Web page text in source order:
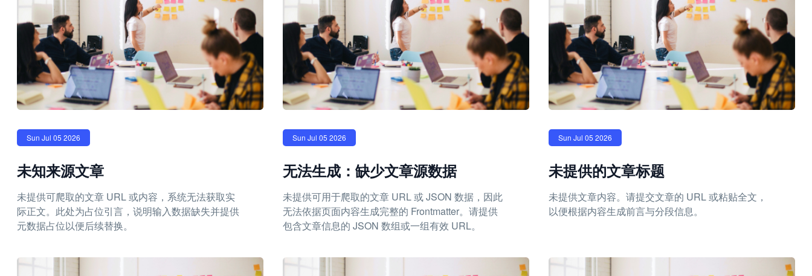
Sun Jul 05 2026
未知来源文章
未提供可爬取的文章 URL 或内容，系统无法获取实
际正文。此处为占位引言，说明输入数据缺失并提供
元数据占位以便后续替换。
Sun Jul 05 2026
无法生成：缺少文章源数据
未提供可用于爬取的文章 URL 或 JSON 数据，因此
无法依据页面内容生成完整的 Frontmatter。请提供
包含文章信息的 JSON 数组或一组有效 URL。
Sun Jul 05 2026
未提供的文章标题
未提供文章内容。请提交文章的 URL 或粘贴全文，
以便根据内容生成前言与分段信息。